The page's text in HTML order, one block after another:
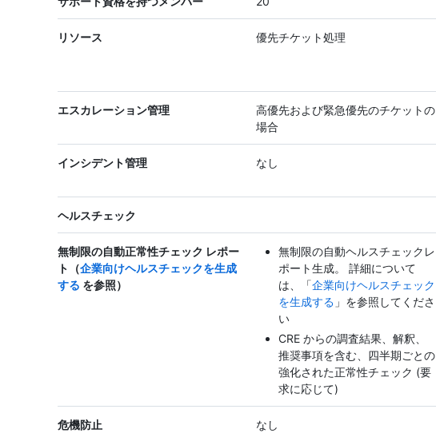
リソース 優先チケット処理
エスカレーション管理
高優先および緊急優先のチケットの
場合
インシデント管理 なし
ヘルスチェック
無制限の自動正常性チェック レポー
ト（企業向けヘルスチェックを生成
する を参照）
無制限の自動ヘルスチェックレ
ポート生成。 詳細について
は、「企業向けヘルスチェック
を生成する 」を参照してくださ
い
CRE からの調査結果、解釈、
推奨事項を含む、四半期ごとの
強化された正常性チェック (要
求に応じて)
危機防止 なし